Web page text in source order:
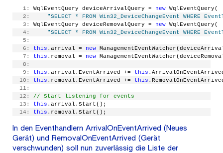
   1:
WqlEventQuery deviceArrivalQuery = new WqlEventQuery(
   2:
"SELECT * FROM Win32_DeviceChangeEvent WHERE
   3:
WqlEventQuery deviceRemovalQuery = new WqlEventQuery(
   4:
"SELECT * FROM Win32_DeviceChangeEvent WHERE
   5:
   6:
this .arrival = new
   7:
this .removal = new
   8:
   9:
this .arrival.EventArrived += this
  10:
this .removal.EventArrived += this
  11:
  12:
// Start listening for events
  13:
this .arrival.Start();
  14:
this .removal.Start();
In den Eventhandlern ArrivalOnEventArrived (Neues
Gerät) und RemovalOnEventArrived (Gerät
verschwunden) soll nun zuverlässig die Liste der